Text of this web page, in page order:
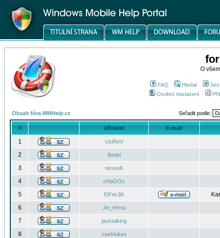
O
FAQ Hledat
Osobní nastavení
Obsah fóra WMHelp.cz Seřadit podle:
# Uživatel E-mail
1 UsiReV
2 Badel
3 nexus6
4 cHaOOs
5 EiFeL96
6
Jiri_Hrma
7 jacktalking
8 marklukes